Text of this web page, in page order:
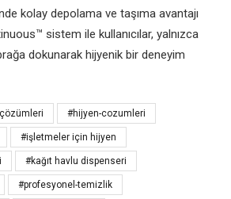
kolay depolama ve taşıma avantajı
sistem ile kullanıcılar, yalnızca
dokunarak hijyenik bir deneyim
#hijyen-cozumleri
#işletmeler için hijyen
#kağıt havlu dispenseri
#profesyonel-temizlik